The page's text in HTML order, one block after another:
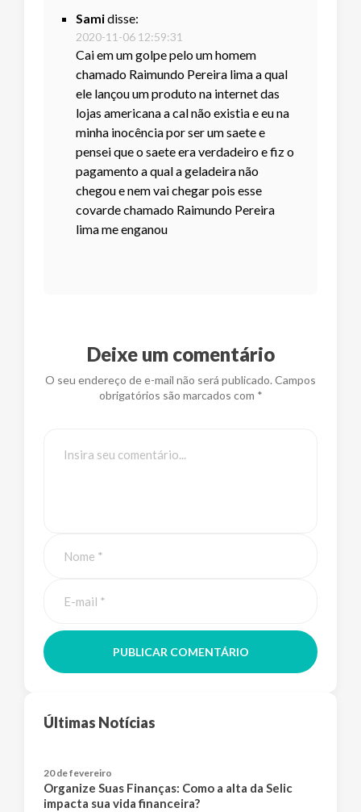
Samidisse:
2020-11-06 12:59:31
Cai em um golpe pelo um homem
chamado Raimundo Pereira lima a qual
ele lançou um produto na internet das
lojas americana a cal não existia e eu na
minha inocência por ser um saete e
pensei que o saete era verdadeiro e fiz o
pagamento a qual a geladeira não
chegou e nem vai chegar pois esse
covarde chamado Raimundo Pereira
lima me enganou
Deixe um comentário
O seu endereço de e-mail não será publicado. Campos
obrigatórios são marcados com *
PUBLICAR COMENTÁRIO
Últimas Notícias
20 de fevereiro
Organize Suas Finanças: Como a alta da Selic
impacta sua vida financeira?